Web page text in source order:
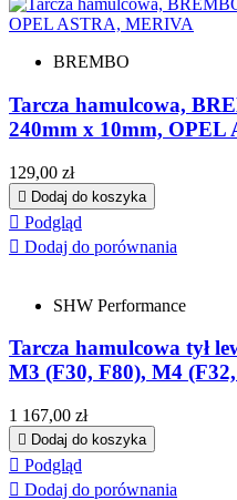
BREMBO
Tarcza hamulcowa,
240mm x 10mm,
Cena
129,00 zł
 Dodaj do koszyka
 Podgląd
 Dodaj do porównania
SHW Performance
Tarcza hamulcowa tył
M3 (F30, F80), M4
Cena
1 167,00 zł
 Dodaj do koszyka
 Podgląd
 Dodaj do porównania